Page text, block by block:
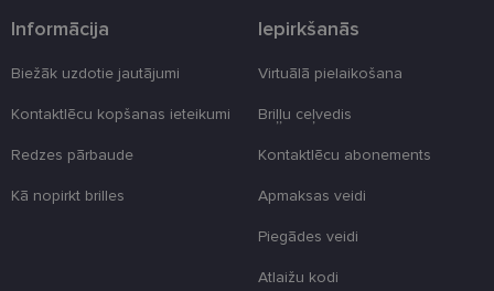
Informācija
Biežāk uzdotie jautājumi
Kontaktlēcu kopšanas ieteikumi
Redzes pārbaude
Kā nopirkt brilles
Iepirkšanās
Virtuālā pielaikošana
Briļļu ceļvedis
Kontaktlēcu abonements
Apmaksas veidi
Piegādes veidi
Atlaižu kodi
Nepieciešamās sīkdatnes
Statistikas sīkdatnes
Funkcionālās sīkdatnes